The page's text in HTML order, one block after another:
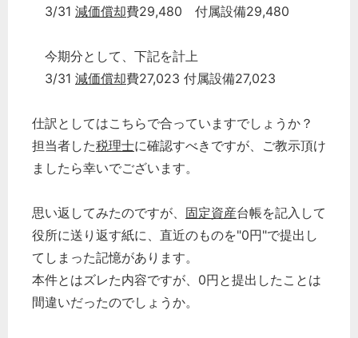
3/31 減価償却費29,480 付属設備29,480
今期分として、下記を計上
3/31 減価償却費27,023 付属設備27,023
仕訳としてはこちらで合っていますでしょうか？
担当者した税理士に確認すべきですが、ご教示頂け
ましたら幸いでございます。
思い返してみたのですが、 固定資産台帳を記入して
役所に送り返す紙に、直近のものを"0円"で提出し
てしまった記憶があります。
本件とはズレた内容ですが、0円と提出したことは
間違いだったのでしょうか。